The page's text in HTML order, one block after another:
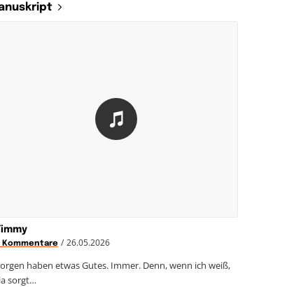
Kommentare / 26.05.2026
haben etwas Gutes. Immer. Denn, wenn ich weiß,
sorgt…